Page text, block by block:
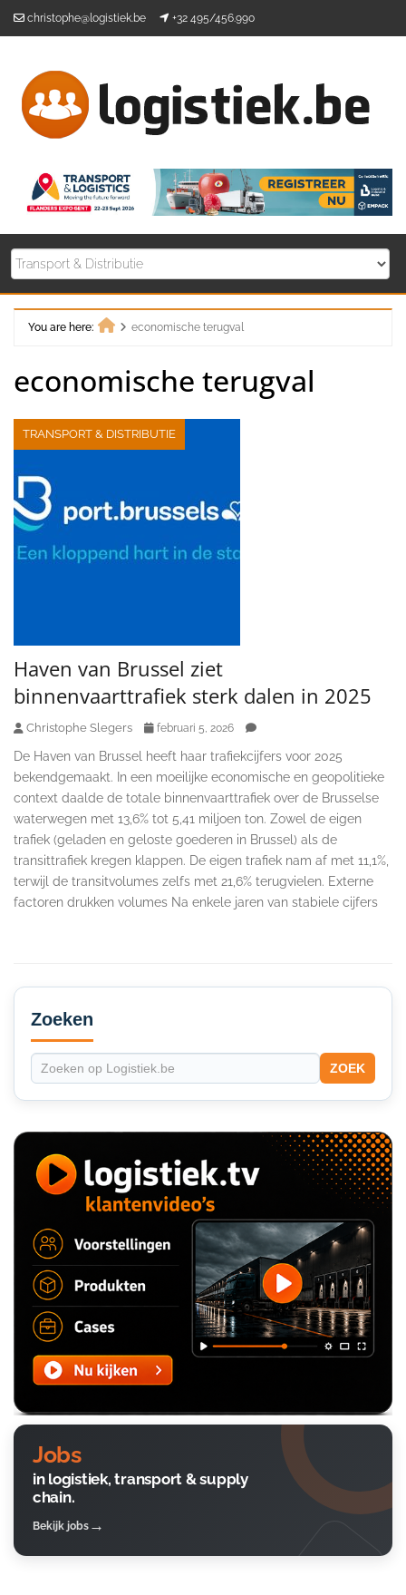
christophe@logistiek.be +32 495/456.990
You are here:
economische terugval
economische terugval
TRANSPORT & DISTRIBUTIE
Haven van Brussel ziet
binnenvaarttrafiek sterk dalen in 2025
Christophe Slegers februari 5, 2026
De Haven van Brussel heeft haar trafiekcijfers voor 2025
bekendgemaakt. In een moeilijke economische en geopolitieke
context daalde de totale binnenvaarttrafiek over de Brusselse
waterwegen met 13,6% tot 5,41 miljoen ton. Zowel de eigen
trafiek (geladen en geloste goederen in Brussel) als de
transittrafiek kregen klappen. De eigen trafiek nam af met 11,1%,
terwijl de transitvolumes zelfs met 21,6% terugvielen. Externe
factoren drukken volumes Na enkele jaren van stabiele cijfers
Secondary
Sidebar
Zoeken
ZOEK
Jobs
in logistiek, transport & supply
chain.
Bekijk jobs